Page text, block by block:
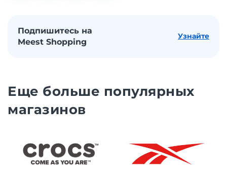
Подпишитесь на
Meest Shopping
Узнайте
Еще больше популярных
магазинов